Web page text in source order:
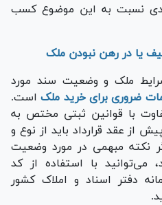
نسبت به این موضوع کسب
یا در رهن نبودن ملک
ملک و وضعیت سند مورد
ضروری برای خرید ملکاست.
با قوانین ثبتی مختص به
از عقد قرارداد باید از نوع و
نکته مبهمی در مورد وضعیت
می‌توانید با استفاده از کد
دفتر اسناد و املاک کشور